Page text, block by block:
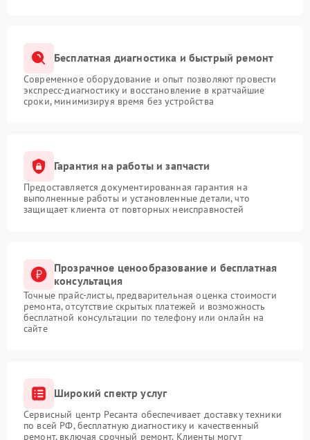
Бесплатная диагностика и быстрый ремонт
Современное оборудование и опыт позволяют провести
экспресс-диагностику и восстановление в кратчайшие
сроки, минимизируя время без устройства
Гарантия на работы и запчасти
Предоставляется документированная гарантия на
выполненные работы и установленные детали, что
защищает клиента от повторных неисправностей
Прозрачное ценообразование и бесплатная
консультация
Точные прайс-листы, предварительная оценка стоимости
ремонта, отсутствие скрытых платежей и возможность
бесплатной консультации по телефону или онлайн на
сайте
Широкий спектр услуг
Сервисный центр Ресанта обеспечивает доставку техники
по всей РФ, бесплатную диагностику и качественный
ремонт, включая срочный ремонт. Клиенты могут